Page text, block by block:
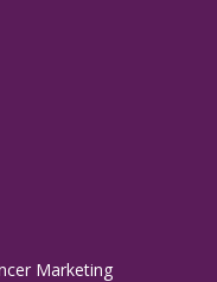
Marketing